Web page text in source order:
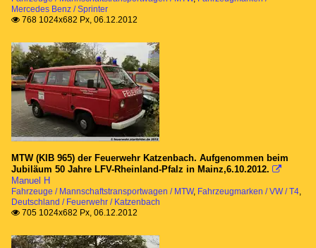
Mercedes Benz / Sprinter
 768 1024x682 Px, 06.12.2012
MTW (KIB 965) der Feuerwehr Katzenbach. Aufgenommen beim
Jubiläum 50 Jahre LFV-Rheinland-Pfalz in Mainz,6.10.2012. 
Manuel H
Fahrzeuge / Mannschaftstransportwagen / MTW, Fahrzeugmarken / VW / T4,
Deutschland / Feuerwehr / Katzenbach
 705 1024x682 Px, 06.12.2012